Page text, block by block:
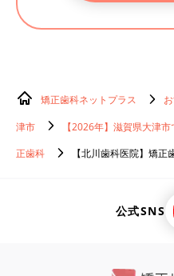
矯正歯科ネットプラス
津市
【2026年】滋賀県大津
正歯科
【北川歯科医院】矯正
公式SNS